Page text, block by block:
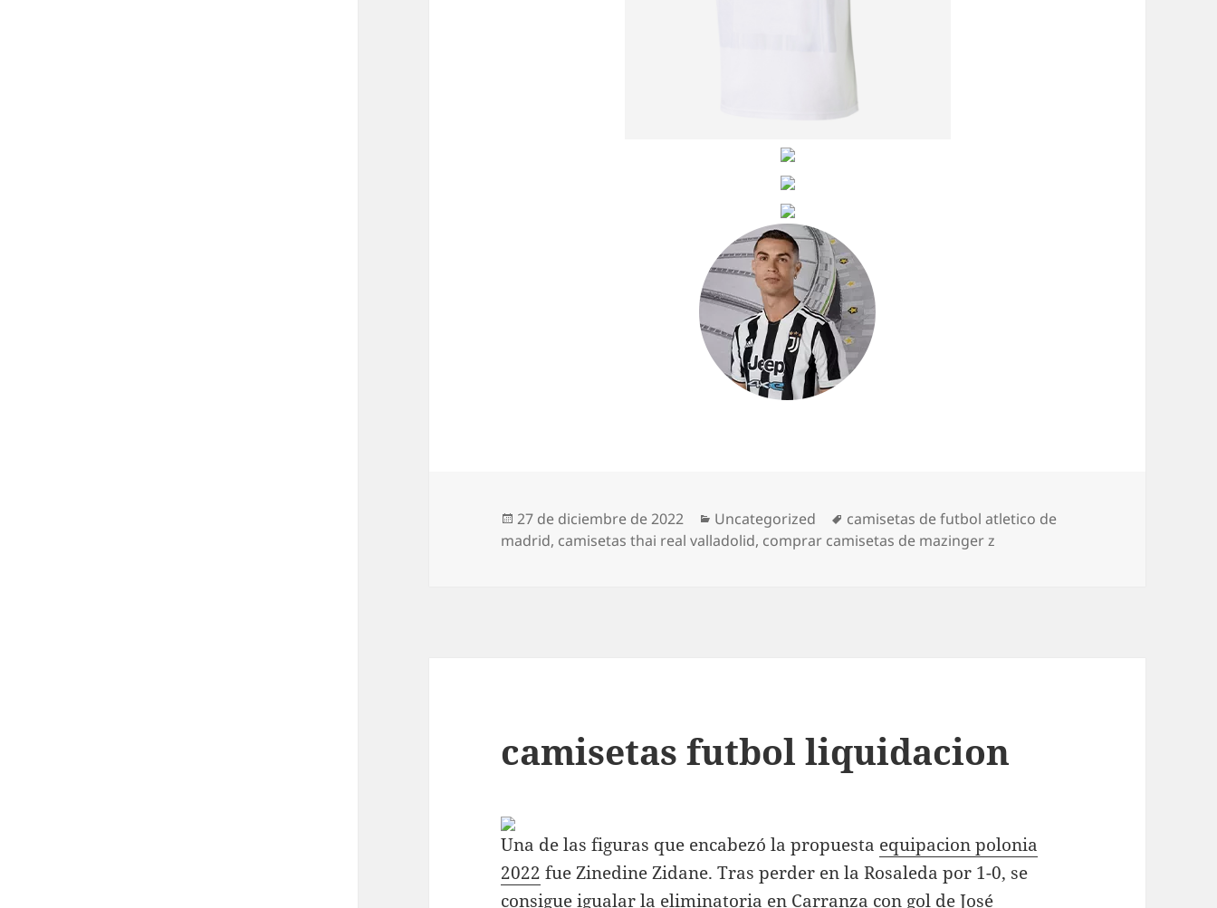
Publicado
el
27 de diciembre de 2022 Categorías
Uncategorized Etiquetas
camisetas de futbol atletico de
madrid, camisetas thai real valladolid, comprar camisetas de mazinger z
camisetas futbol liquidacion
Una de las figuras que encabezó la propuesta equipacion polonia
2022 fue Zinedine Zidane. Tras perder en la Rosaleda por 1-0, se
consigue igualar la eliminatoria en Carranza con gol de José